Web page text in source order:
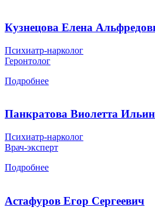
Кузнецова Елена
Психиатр-нарколог
Геронтолог
Подробнее
Панкратова Виолетта
Психиатр-нарколог
Врач-эксперт
Подробнее
Астафуров Егор Сергеевич